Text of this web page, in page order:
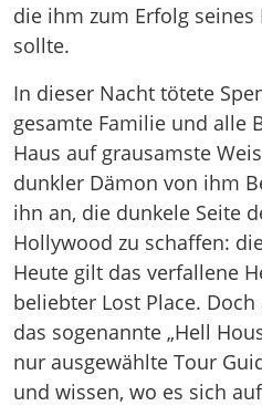
die ihm zum Erfolg
sollte.
In dieser Nacht tötete
gesamte Familie und alle
Haus auf grausamste
dunkler Dämon von ihm
ihn an, die dunkele Seite
Hollywood zu schaffen:
Heute gilt das verfallene
beliebter Lost Place.
das sogenannte „Hell
nur ausgewählte Tour
und wissen, wo es sich